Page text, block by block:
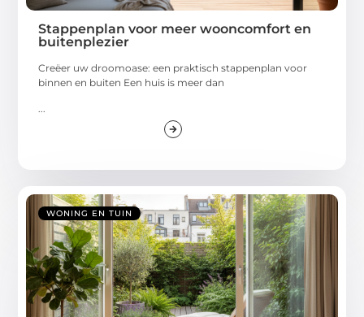
Stappenplan voor meer wooncomfort en
buitenplezier
Creëer uw droomoase: een praktisch stappenplan voor
binnen en buiten Een huis is meer dan
...
WONING EN TUIN